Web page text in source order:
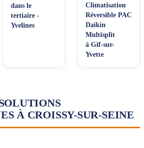
dans le
tertiaire -
Yvelines
Climatisation
Réversible PAC
Daikin
Multisplit
à Gif-sur-
Yvette
À CROISSY-SUR-SEINE